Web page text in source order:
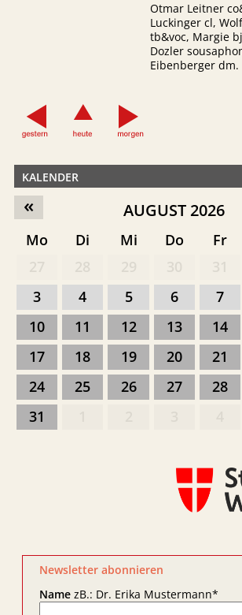
Otmar Leitner
Luckinger cl,
tb&voc, Margie
Dozler
Eibenberger dm.
KALENDER
« AUGUST 2026
Mo Di Mi Do Fr
3
4 5 6 7
10
11 12 13 14
17
18 19 20 21
24
25 26 27 28
31
Newsletter abonnieren
NamezB.: Dr. Erika Mustermann*